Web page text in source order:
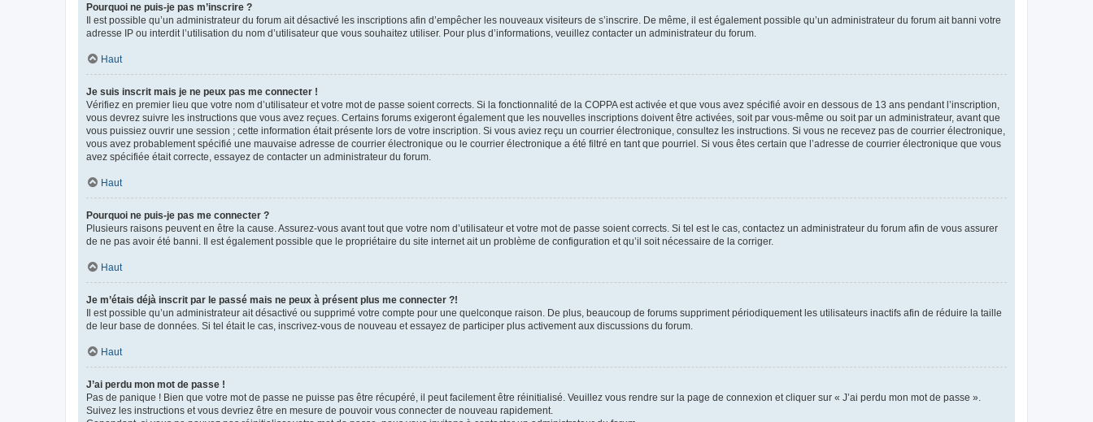
Pourquoi ne puis-je pas m’inscrire ?
Il est possible qu’un administrateur du forum ait désactivé les inscriptions afin d’empêcher les nouveaux visiteurs de s’inscrire. De même, il est également possible qu’un administrateur du forum ait banni votre
adresse IP ou interdit l’utilisation du nom d’utilisateur que vous souhaitez utiliser. Pour plus d’informations, veuillez contacter un administrateur du forum.
Haut
Je suis inscrit mais je ne peux pas me connecter !
Vérifiez en premier lieu que votre nom d’utilisateur et votre mot de passe soient corrects. Si la fonctionnalité de la COPPA est activée et que vous avez spécifié avoir en dessous de 13 ans pendant l’inscription,
vous devrez suivre les instructions que vous avez reçues. Certains forums exigeront également que les nouvelles inscriptions doivent être activées, soit par vous-même ou soit par un administrateur, avant que
vous puissiez ouvrir une session ; cette information était présente lors de votre inscription. Si vous aviez reçu un courrier électronique, consultez les instructions. Si vous ne recevez pas de courrier électronique,
vous avez probablement spécifié une mauvaise adresse de courrier électronique ou le courrier électronique a été filtré en tant que pourriel. Si vous êtes certain que l’adresse de courrier électronique que vous
avez spécifiée était correcte, essayez de contacter un administrateur du forum.
Haut
Pourquoi ne puis-je pas me connecter ?
Plusieurs raisons peuvent en être la cause. Assurez-vous avant tout que votre nom d’utilisateur et votre mot de passe soient corrects. Si tel est le cas, contactez un administrateur du forum afin de vous assurer
de ne pas avoir été banni. Il est également possible que le propriétaire du site internet ait un problème de configuration et qu’il soit nécessaire de la corriger.
Haut
Je m’étais déjà inscrit par le passé mais ne peux à présent plus me connecter ?!
Il est possible qu’un administrateur ait désactivé ou supprimé votre compte pour une quelconque raison. De plus, beaucoup de forums suppriment périodiquement les utilisateurs inactifs afin de réduire la taille
de leur base de données. Si tel était le cas, inscrivez-vous de nouveau et essayez de participer plus activement aux discussions du forum.
Haut
J’ai perdu mon mot de passe !
Pas de panique ! Bien que votre mot de passe ne puisse pas être récupéré, il peut facilement être réinitialisé. Veuillez vous rendre sur la page de connexion et cliquer sur « J’ai perdu mon mot de passe ».
Suivez les instructions et vous devriez être en mesure de pouvoir vous connecter de nouveau rapidement.